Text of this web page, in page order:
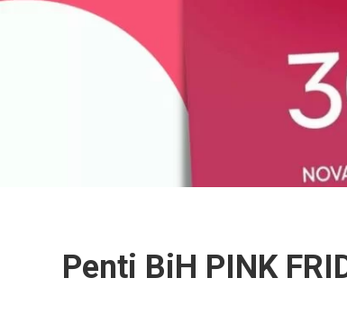
Penti BiH PINK